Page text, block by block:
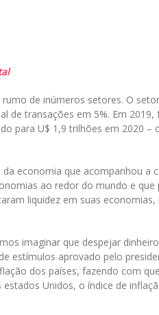
de inúmeros setores. O
de transações em 5%. Em
para U$ 1,9 trilhões em 2020 –
economia que acompanhou a
ao redor do mundo e
liquidez em suas
imaginar que despejar
estímulos aprovado pelo
dos países, fazendo com
Unidos, o índice de